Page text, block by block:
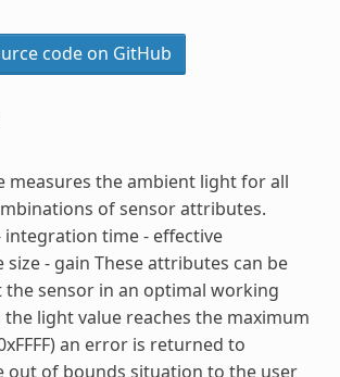
code on GitHub
measures the ambient light for all
of sensor attributes.
integration time - effective
- gain These attributes can be
the sensor in an optimal working
the light value reaches the maximum
an error is returned to
out of bounds situation to the user